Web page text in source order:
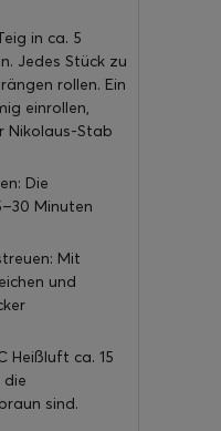
in ca. 5
Jedes Stück zu
rollen. Ein
einrollen,
Nikolaus-Stab
Die
Minuten
Mit
und
Heißluft ca. 15
die
sind.